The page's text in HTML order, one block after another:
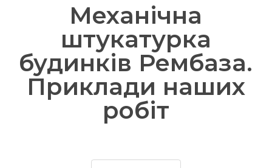
Механічна
штукатурка
будинків Рембаза.
Приклади наших
робіт